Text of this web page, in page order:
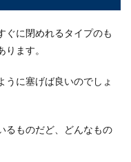
ぐに閉めれるタイプのも
ます。
うに塞げば良いのでしょ
るものだど、どんなもの